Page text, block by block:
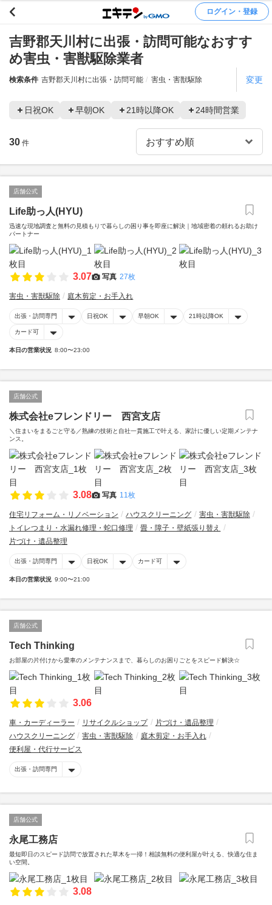
ログイン・登録
吉野郡天川村に出張・訪問可能なおすす
め害虫・害獣駆除業者
検索条件 吉野郡天川村に出張・訪問可能 害虫・害獣駆除 変更
日祝OK 早朝OK 21時以降OK 24時間営業
30 件
店舗公式
Life助っ人(HYU)
迅速な現地調査と無料の見積もりで暮らしの困り事を即座に解決｜地域密着の頼れるお助け
パートナー
3.07 写真 27枚
害虫・害獣駆除 庭木剪定・お手入れ
出張・訪問専門 日祝OK 早朝OK 21時以降OK
カード可
本日の営業状況 8:00〜23:00
店舗公式
株式会社eフレンドリー 西宮支店
＼住まいをまるごと守る／熟練の技術と自社一貫施工で叶える、家計に優しい定期メンテナ
ンス。
3.08 写真 11枚
住宅リフォーム・リノベーション ハウスクリーニング
害虫・害獣駆除
トイレつまり・水漏れ修理・蛇口修理
畳・障子・壁紙張り替え
片づけ・遺品整理
出張・訪問専門 日祝OK カード可
本日の営業状況 9:00〜21:00
店舗公式
Tech Thinking
お部屋の片付けから愛車のメンテナンスまで、暮らしのお困りごとをスピード解決☆
3.06
車・カーディーラー リサイクルショップ
片づけ・遺品整理
ハウスクリーニング
害虫・害獣駆除
庭木剪定・お手入れ
便利屋・代行サービス
出張・訪問専門
店舗公式
永尾工務店
最短即日のスピード訪問で放置された草木を一掃！相談無料の便利屋が叶える、快適な住ま
い空間。
3.08